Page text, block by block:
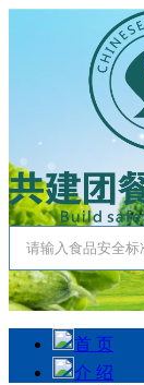
首 页
介 绍